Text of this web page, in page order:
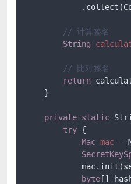
// 计算签名
String
// 比对签名
return
    }
private static
try {
Mac mac =
byte []